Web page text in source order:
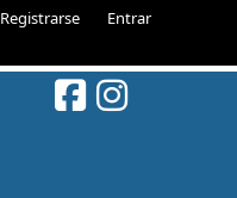
Registrarse Entrar